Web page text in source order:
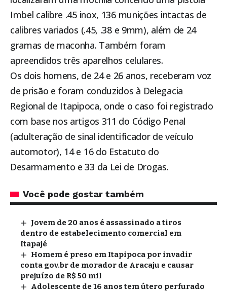
Imbel calibre .45 inox, 136 munições intactas de
calibres variados (.45, .38 e 9mm), além de 24
gramas de maconha. Também foram
apreendidos três aparelhos celulares.
Os dois homens, de 24 e 26 anos, receberam voz
de prisão e foram conduzidos à Delegacia
Regional de Itapipoca, onde o caso foi registrado
com base nos artigos 311 do Código Penal
(adulteração de sinal identificador de veículo
automotor), 14 e 16 do Estatuto do
Desarmamento e 33 da Lei de Drogas.
Você pode gostar também
Jovem de 20 anos é assassinado a tiros
dentro de estabelecimento comercial em
Itapajé
Homem é preso em Itapipoca por invadir
conta gov.br de morador de Aracaju e causar
prejuízo de R$ 50 mil
Adolescente de 16 anos tem útero perfurado